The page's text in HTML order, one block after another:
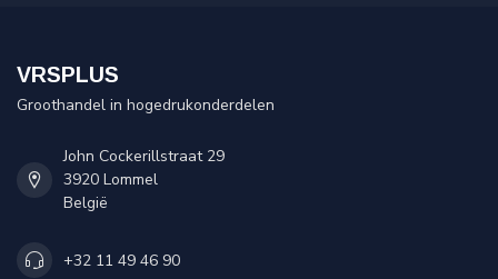
VRSPLUS
Groothandel in hogedrukonderdelen
John Cockerillstraat 29
3920 Lommel
België
+32 11 49 46 90